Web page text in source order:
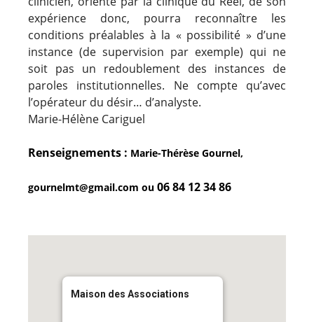
expérience donc, pourra reconnaître les
conditions préalables à la « possibilité » d’une
instance (de supervision par exemple) qui ne
soit pas un redoublement des instances de
paroles institutionnelles. Ne compte qu’avec
l’opérateur du désir… d’analyste.
Marie-Hélène Cariguel
Renseignements : Marie-Thérèse Gournel,
gournelmt@gmail.com ou 06 84 12 34 86
Maison des Associations